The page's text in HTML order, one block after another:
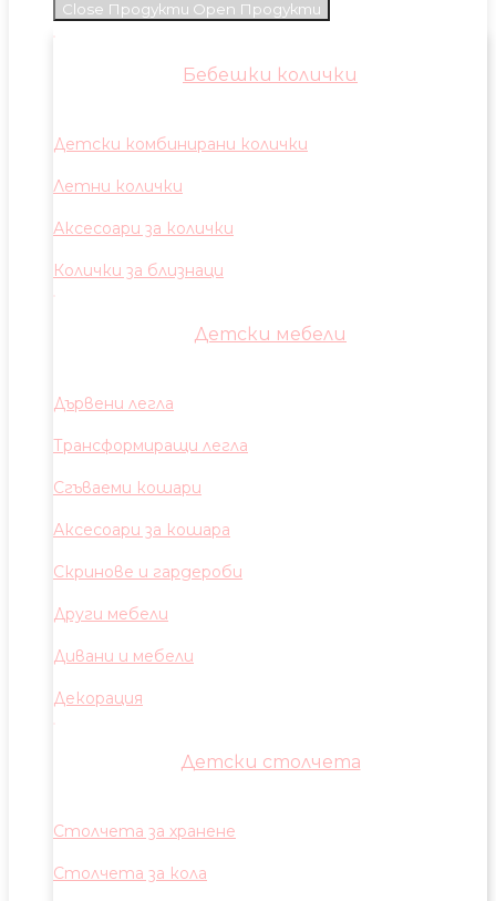
Close Продукти Open Продукти
Бебешки колички
Детски комбинирани колички
Летни колички
Аксесоари за колички
Колички за близнаци
Детски мебели
Дървени легла
Трансформиращи легла
Сгъваеми кошари
Аксесоари за кошара
Скринове и гардероби
Други мебели
Дивани и мебели
Декорация
Детски столчета
Столчета за хранене
Столчета за кола